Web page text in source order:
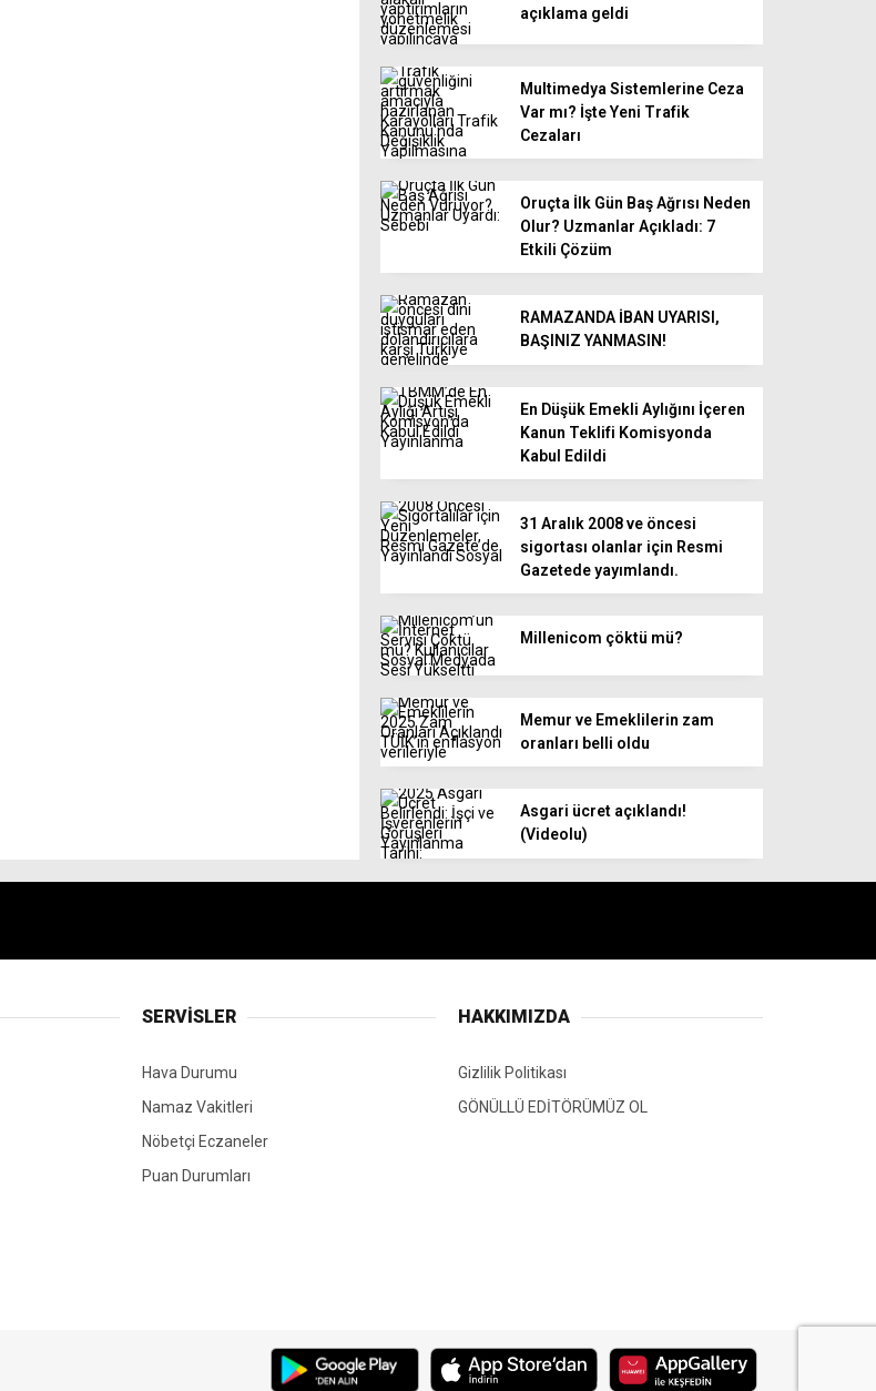
açıklama geldi
Multimedya Sistemlerine Ceza
Var mı? İşte Yeni Trafik
Cezaları
Oruçta İlk Gün Baş Ağrısı Neden
Olur? Uzmanlar Açıkladı: 7
Etkili Çözüm
RAMAZANDA İBAN UYARISI,
BAŞINIZ YANMASIN!
En Düşük Emekli Aylığını İçeren
Kanun Teklifi Komisyonda
Kabul Edildi
31 Aralık 2008 ve öncesi
sigortası olanlar için Resmi
Gazetede yayımlandı.
Millenicom çöktü mü?
Memur ve Emeklilerin zam
oranları belli oldu
Asgari ücret açıklandı!
(Videolu)
SERVİSLER
Hava Durumu
Namaz Vakitleri
Nöbetçi Eczaneler
Puan Durumları
HAKKIMIZDA
Gizlilik Politikası
GÖNÜLLÜ EDİTÖRÜMÜZ OL